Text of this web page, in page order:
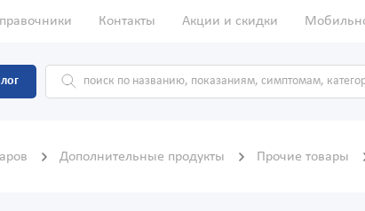
Контакты Акции и скидки
Дополнительные продукты Прочие товары